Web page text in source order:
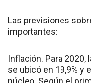
Las previsiones
importantes:
Inflación. Para 2020,
se ubicó en 19,9% y
núcleo. Según el